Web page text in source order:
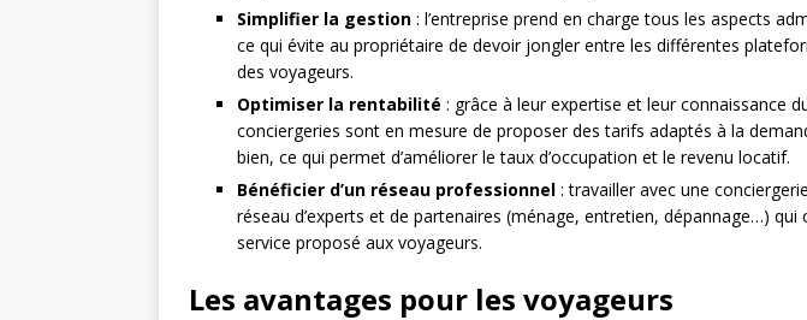
Simplifier la gestion : l’entreprise prend en charge tous les aspects
ce qui évite au propriétaire de devoir jongler entre les différentes
des voyageurs.
Optimiser la rentabilité : grâce à leur expertise et leur connaissance
conciergeries sont en mesure de proposer des tarifs adaptés à la
bien, ce qui permet d’améliorer le taux d’occupation et le revenu locatif.
Bénéficier d’un réseau professionnel : travailler avec une
réseau d’experts et de partenaires (ménage, entretien, dépannage…)
service proposé aux voyageurs.
Les avantages pour les voyageurs